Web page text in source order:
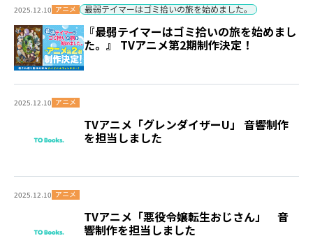
2025.12.10 アニメ 最弱テイマーはゴミ拾いの旅を始めました。
『最弱テイマーはゴミ拾いの旅を始めまし
た。』 TVアニメ第2期制作決定！
2025.12.10 アニメ
TVアニメ「グレンダイザーU」 音響制作
を担当しました
2025.12.10 アニメ
TVアニメ「悪役令嬢転生おじさん」 音
響制作を担当しました